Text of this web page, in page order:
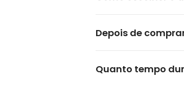
Depois de
Quanto tempo